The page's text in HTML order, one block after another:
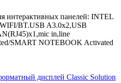
интерактивных панелей: INTEL
BT.USB A3.0x2,USB
in,line
SMART NOTEBOOK Activated